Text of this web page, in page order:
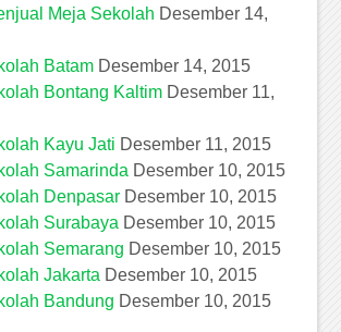
Meja Sekolah Desember 14,
Batam Desember 14, 2015
Bontang Kaltim Desember 11,
Kayu Jati Desember 11, 2015
Samarinda Desember 10, 2015
Denpasar Desember 10, 2015
Surabaya Desember 10, 2015
Semarang Desember 10, 2015
Jakarta Desember 10, 2015
Bandung Desember 10, 2015